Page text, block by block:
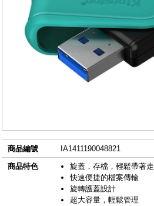
商品編號
IA1411190048821
商品特色
旋蓋，存檔，輕鬆帶著走
快速便捷的檔案傳輸
旋轉護蓋設計
超大容量，輕鬆管理